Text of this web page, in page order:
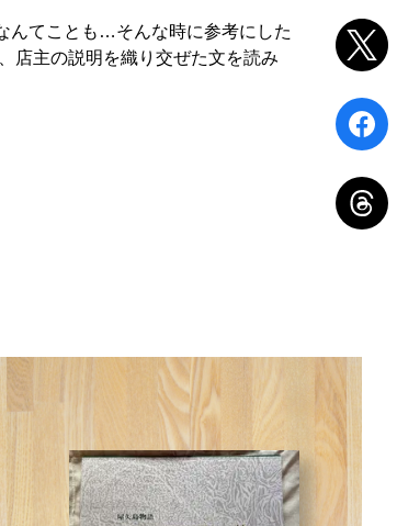
んてことも…そんな時に参考にした
店主の説明を織り交ぜた文を読み